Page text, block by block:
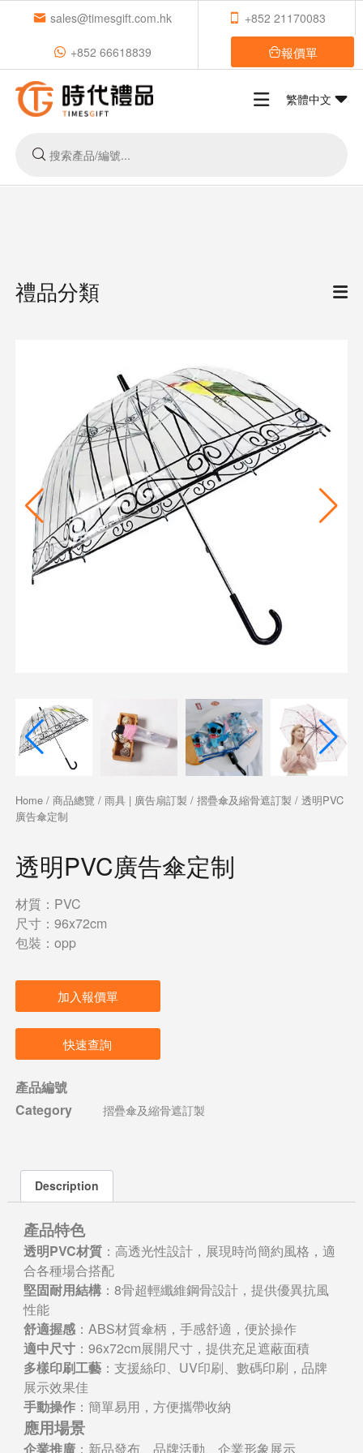
sales@timesgift.com.hk +852 21170083
+852 66618839 報價單
繁體中文
禮品分類
Home/ 商品總覽 / 雨具 | 廣告扇訂製 / 摺疊傘及縮骨遮訂製 / 透明PVC
廣告傘定制
透明PVC廣告傘定制
材質：PVC
尺寸：96x72cm
包裝：opp
加入報價單
快速查詢
產品編號
Category
摺疊傘及縮骨遮訂製
Description
產品特色
透明PVC材質：高透光性設計，展現時尚簡約風格，適
合各種場合搭配
堅固耐用結構：8骨超輕纖維鋼骨設計，提供優異抗風
性能
舒適握感：ABS材質傘柄，手感舒適，便於操作
適中尺寸：96x72cm展開尺寸，提供充足遮蔽面積
多樣印刷工藝：支援絲印、UV印刷、數碼印刷，品牌
展示效果佳
手動操作：簡單易用，方便攜帶收納
應用場景
企業推廣：新品發布、品牌活動、企業形象展示